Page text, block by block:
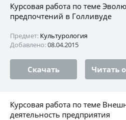
Курсовая работа по теме
предпочтений в Голливуде
Предмет: Культурология
Добавлено:08.04.2015
Скачать Читать
Курсовая работа по теме
деятельность предприятия